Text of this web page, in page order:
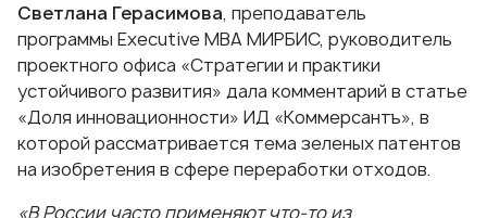
Светлана Герасимова, преподаватель
программы Executive МВА МИРБИС, руководитель
проектного офиса «Стратегии и практики
устойчивого развития» дала комментарий в статье
«Доля инновационности» ИД «Коммерсантъ», в
которой рассматривается тема зеленых патентов
на изобретения в сфере переработки отходов.
«В России часто применяют что-то из